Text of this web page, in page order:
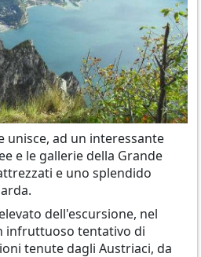
unisce, ad un interessante
e le gallerie della Grande
e uno splendido
dell'escursione, nel
infruttuoso tentativo di
tenute dagli Austriaci, da